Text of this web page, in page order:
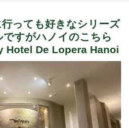
行っても好きなシリーズ
すがハノイのこちら
Hotel De Lopera Hanoi